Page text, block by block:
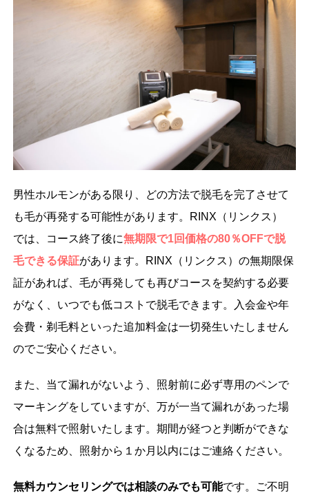
男性ホルモンがある限り、どの方法で脱毛を完了させて
も毛が再発する可能性があります。RINX（リンクス）
では、コース終了後に無期限で1回価格の80％OFFで脱
毛できる保証があります。RINX（リンクス）の無期限保
証があれば、毛が再発しても再びコースを契約する必要
がなく、いつでも低コストで脱毛できます。入会金や年
会費・剃毛料といった追加料金は一切発生いたしません
のでご安心ください。
また、当て漏れがないよう、照射前に必ず専用のペンで
マーキングをしていますが、万が一当て漏れがあった場
合は無料で照射いたします。期間が経つと判断ができな
くなるため、照射から１か月以内にはご連絡ください。
無料カウンセリングでは相談のみでも可能です。ご不明